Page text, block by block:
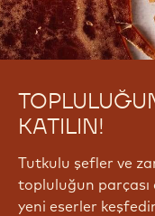
KATILIN!
Tutkulu şefler ve
topluluğun parçası
yeni eserler